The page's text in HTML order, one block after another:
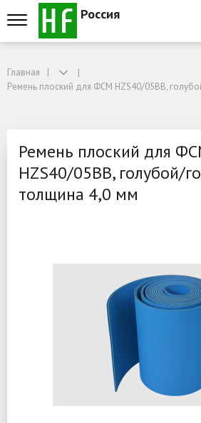
Россия
Ремень плоский для ФСМ HZS40/05BB,
Ремень
Главная
Ремень плоский для ФСМ HZS40/05BB,
Ремень плоский для
HZS40/05BB, голубой/
толщина 4,0 мм